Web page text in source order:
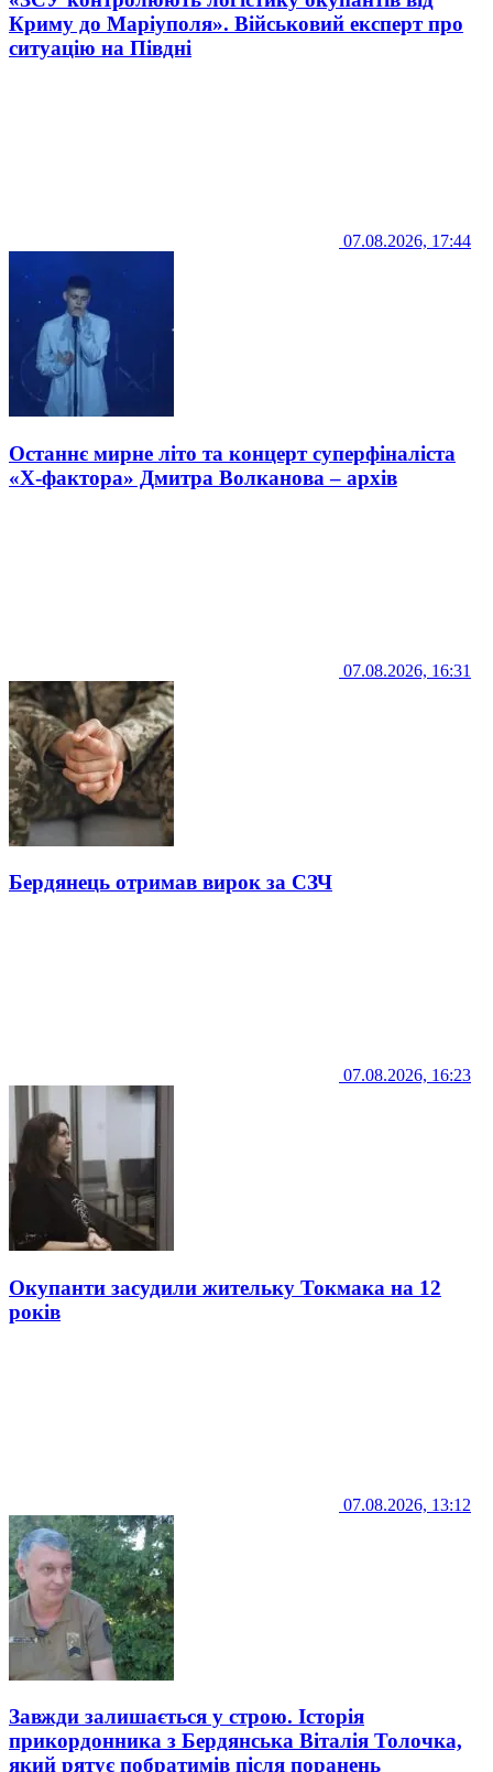
Криму до Маріуполя». Військовий експерт про
ситуацію на Півдні
07.08.2026, 17:44
Останнє мирне літо та концерт суперфіналіста
«Х-фактора» Дмитра Волканова – архів
07.08.2026, 16:31
Бердянець отримав вирок за СЗЧ
07.08.2026, 16:23
Окупанти засудили жительку Токмака на 12
років
07.08.2026, 13:12
Завжди залишається у строю. Історія
прикордонника з Бердянська Віталія Толочка,
який рятує побратимів після поранень